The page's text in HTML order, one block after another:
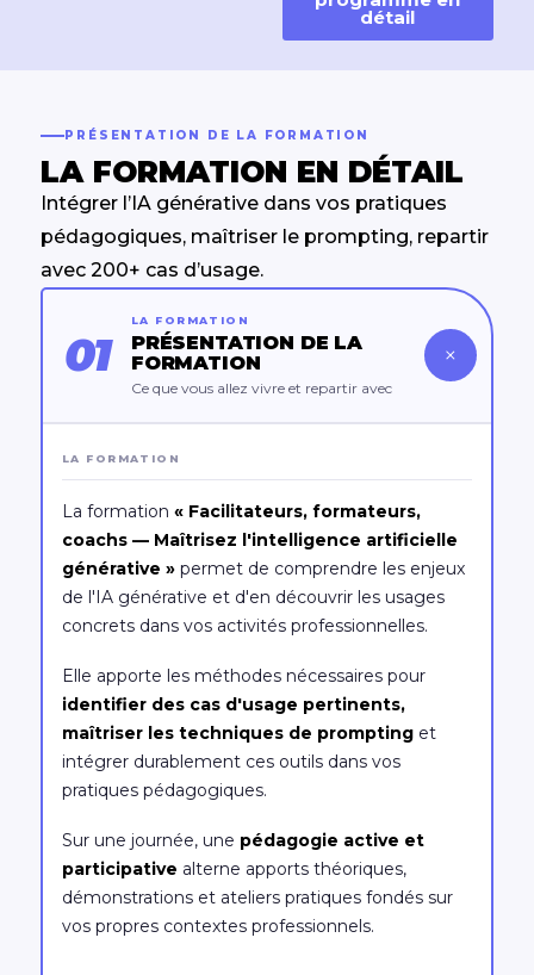
détail
PRÉSENTATION DE LA FORMATION
LA FORMATION EN DÉTAIL
Intégrer l’IA générative dans vos pratiques
pédagogiques, maîtriser le prompting, repartir
avec 200+ cas d’usage.
01
LA FORMATION
PRÉSENTATION DE LA
FORMATION
Ce que vous allez vivre et repartir avec
+
LA FORMATION
La formation « Facilitateurs, formateurs,
coachs — Maîtrisez l'intelligence artificielle
générative »permet de comprendre les enjeux
de l'IA générative et d'en découvrir les usages
concrets dans vos activités professionnelles.
Elle apporte les méthodes nécessaires pour
identifier des cas d'usage pertinents,
maîtriser les techniques de promptinget
intégrer durablement ces outils dans vos
pratiques pédagogiques.
Sur une journée, une pédagogie active et
participative alterne apports théoriques,
démonstrations et ateliers pratiques fondés sur
vos propres contextes professionnels.